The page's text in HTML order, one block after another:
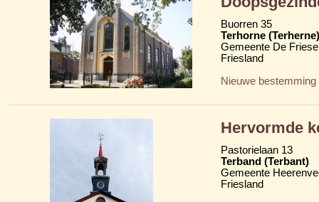
Buorren 35
Terhorne (Terherne)
Gemeente De
Friesland
Nieuwe bestemming
Hervormde
Pastorielaan 13
Terband (Terbant)
Gemeente
Friesland